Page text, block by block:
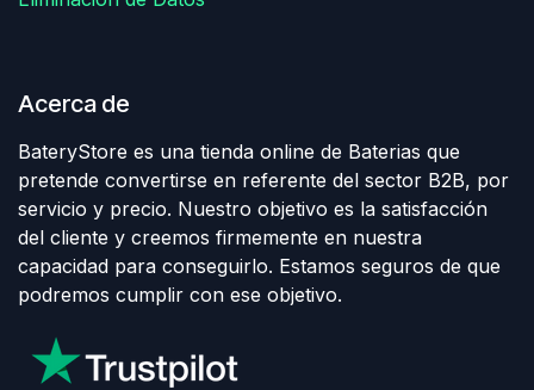
Acerca de
BateryStore es una tienda online de Baterias que
pretende convertirse en referente del sector B2B, por
servicio y precio. Nuestro objetivo es la satisfacción
del cliente y creemos firmemente en nuestra
capacidad para conseguirlo. Estamos seguros de que
podremos cumplir con ese objetivo.